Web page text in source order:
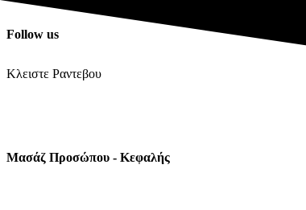
Follow us
Κλειστε Ραντεβου
Μασάζ Προσώπου - Κεφαλής